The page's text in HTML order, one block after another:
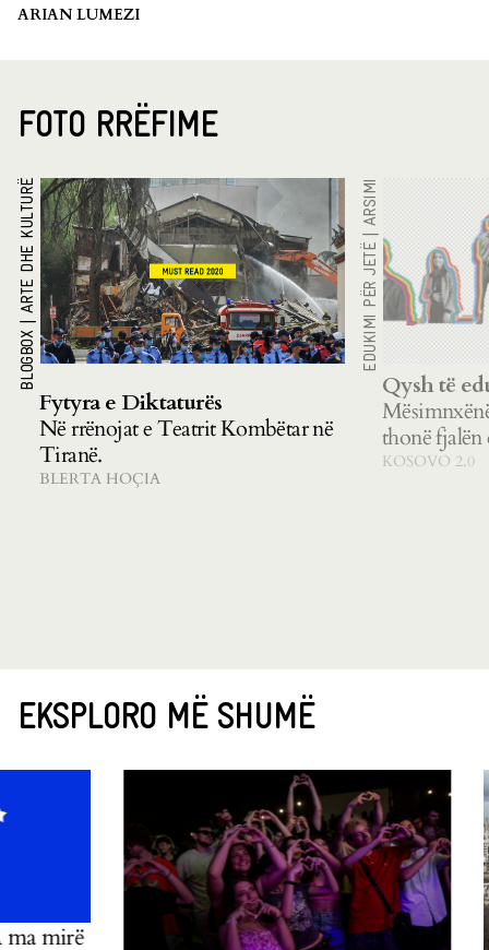
ARIAN LUMEZI
FOTO RRËFIME
BLOGBOX
|
ARTE DHE KULTURË
Fytyra e Diktaturës
Në rrënojat e Teatrit Kombëtar në
Tiranë.
BLERTA HOÇIA
EDUKIMI PËR JETË
|
ARSIMI
Qysh të
thonë fjalën
KOSOVO 2.0
EKSPLORO MË SHUMË